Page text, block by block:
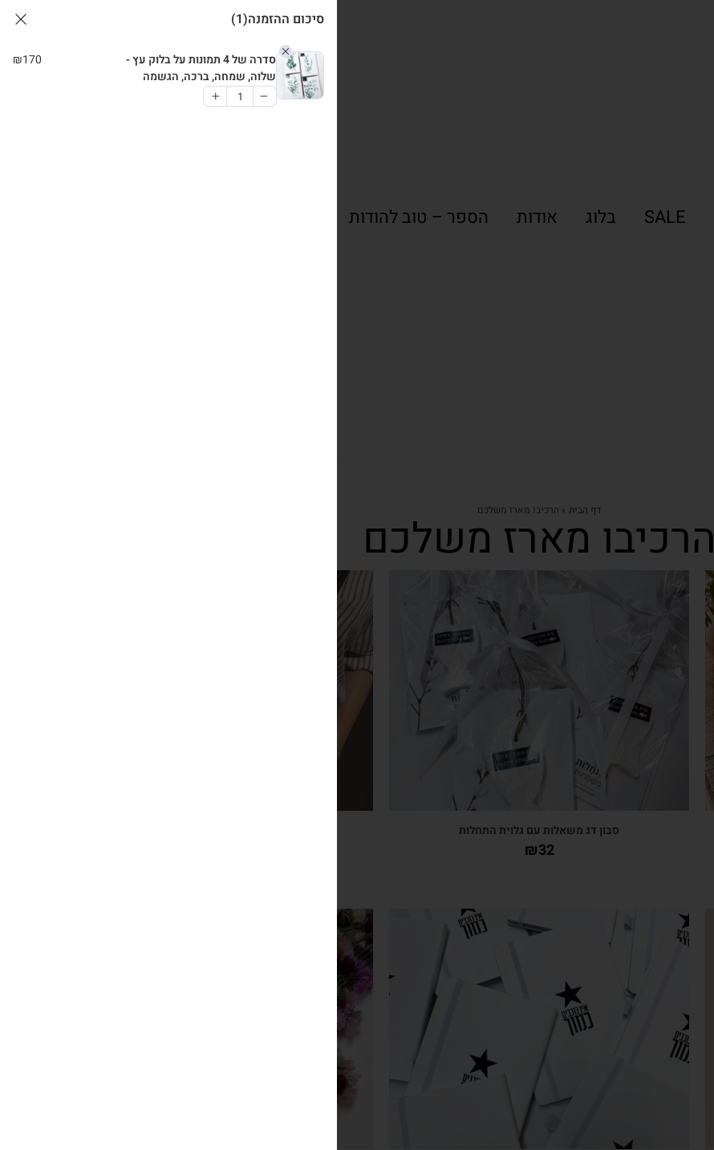
SALE בלוג אודות הספר – טוב להודות
דף הבית » הרכיבו מארז משלכם
הרכיבו מארז משלכם
סבון דג משאלות עם גלוית התחלות
₪32
סיכום ההזמנה(1)
סדרה של 4 תמונות על בלוק עץ -
שלוה, שמחה, ברכה, הגשמה
₪170